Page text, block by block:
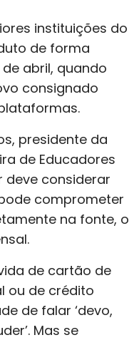
instituições do
de forma
abril, quando
consignado
presidente da
de Educadores
deve considerar
comprometer
na fonte, o
de cartão de
ou de crédito
de falar ‘devo,
Mas se